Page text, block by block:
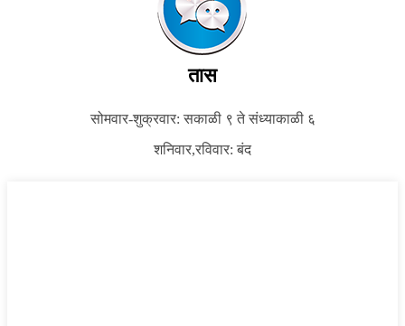
तास
सोमवार-शुक्रवार: सकाळी ९ ते संध्याकाळी ६
शनिवार,रविवार: बंद